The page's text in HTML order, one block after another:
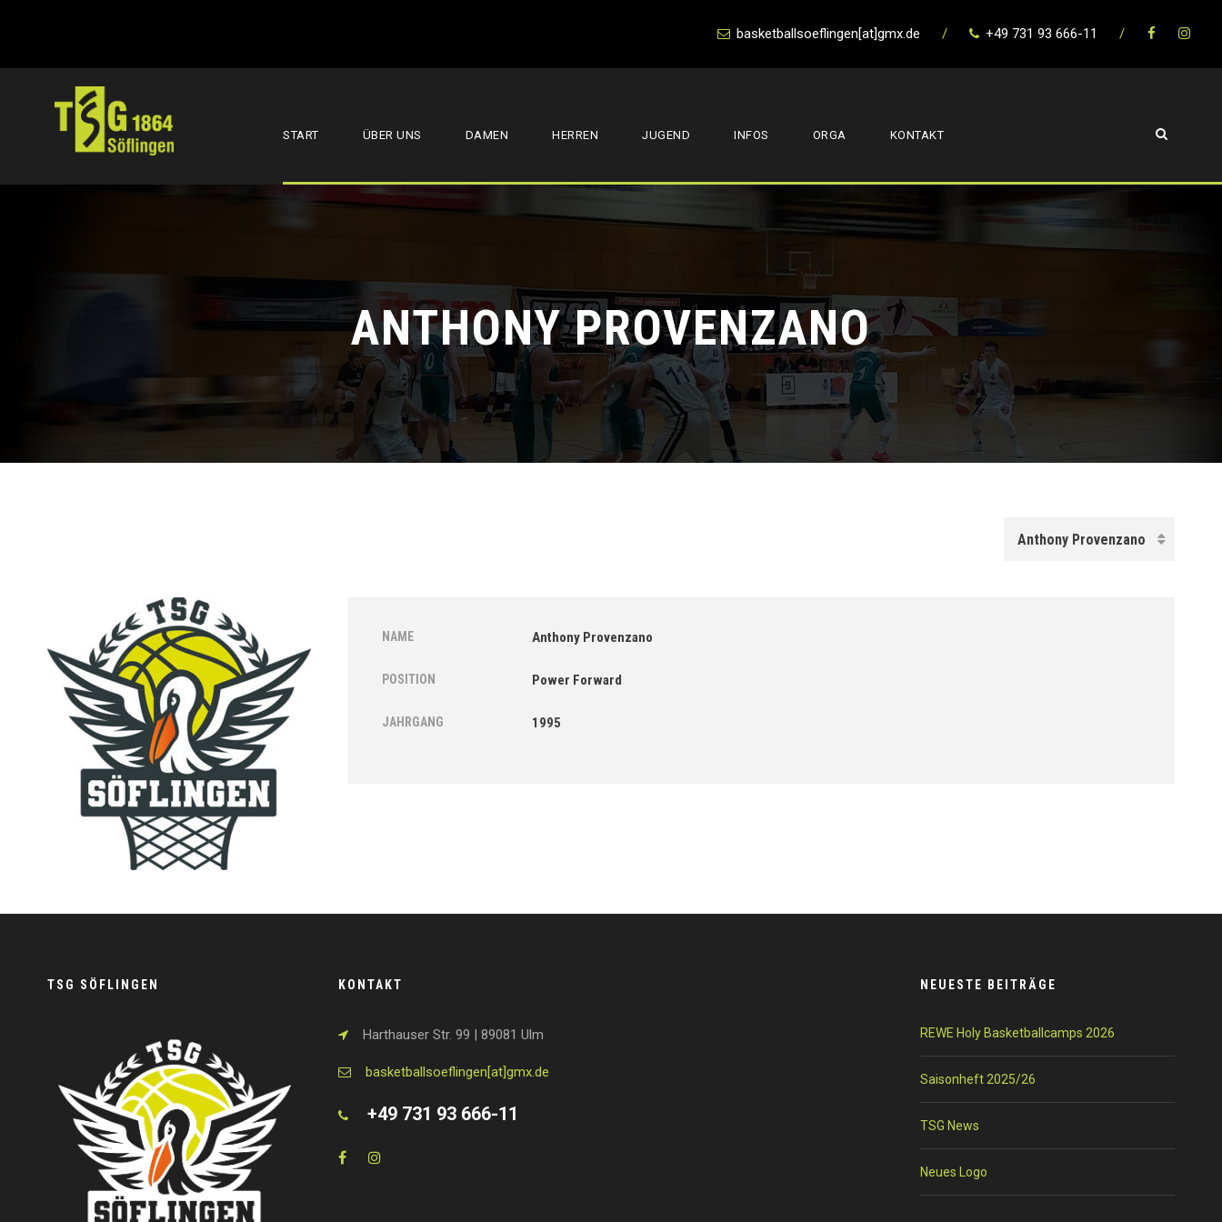
basketballsoeflingen[at]gmx.de / +49 731 93 666-11 /
START ÜBER UNS DAMEN HERREN JUGEND INFOS ORGA KONTAKT
ANTHONY PROVENZANO
NAME Anthony Provenzano
POSITION Power Forward
JAHRGANG 1995
TSG SÖFLINGEN KONTAKT
Harthauser Str. 99 | 89081 Ulm
basketballsoeflingen[at]gmx.de
+49 731 93 666-11
NEUESTE BEITRÄGE
REWE Holy Basketballcamps 2026
Saisonheft 2025/26
TSG News
Neues Logo